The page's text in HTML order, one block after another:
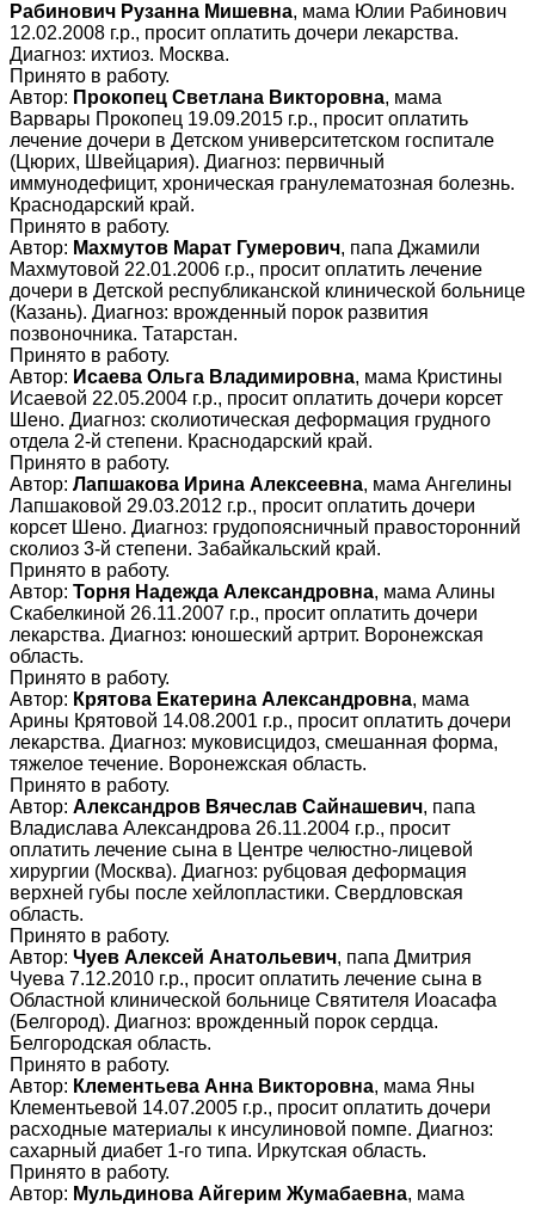
Рабинович Рузанна Мишевна, мама Юлии Рабинович
12.02.2008 г.р., просит оплатить дочери лекарства.
Диагноз: ихтиоз. Москва.
Принято в работу.
Автор: Прокопец Светлана Викторовна, мама
Варвары Прокопец 19.09.2015 г.р., просит оплатить
лечение дочери в Детском университетском госпитале
(Цюрих, Швейцария). Диагноз: первичный
иммунодефицит, хроническая гранулематозная болезнь.
Краснодарский край.
Принято в работу.
Автор: Махмутов Марат Гумерович, папа Джамили
Махмутовой 22.01.2006 г.р., просит оплатить лечение
дочери в Детской республиканской клинической больнице
(Казань). Диагноз: врожденный порок развития
позвоночника. Татарстан.
Принято в работу.
Автор: Исаева Ольга Владимировна, мама Кристины
Исаевой 22.05.2004 г.р., просит оплатить дочери корсет
Шено. Диагноз: сколиотическая деформация грудного
отдела 2-й степени. Краснодарский край.
Принято в работу.
Автор: Лапшакова Ирина Алексеевна, мама Ангелины
Лапшаковой 29.03.2012 г.р., просит оплатить дочери
корсет Шено. Диагноз: грудопоясничный правосторонний
сколиоз 3-й степени. Забайкальский край.
Принято в работу.
Автор: Торня Надежда Александровна, мама Алины
Скабелкиной 26.11.2007 г.р., просит оплатить дочери
лекарства. Диагноз: юношеский артрит. Воронежская
область.
Принято в работу.
Автор: Крятова Екатерина Александровна, мама
Арины Крятовой 14.08.2001 г.р., просит оплатить дочери
лекарства. Диагноз: муковисцидоз, смешанная форма,
тяжелое течение. Воронежская область.
Принято в работу.
Автор: Александров Вячеслав Сайнашевич, папа
Владислава Александрова 26.11.2004 г.р., просит
оплатить лечение сына в Центре челюстно-лицевой
хирургии (Москва). Диагноз: рубцовая деформация
верхней губы после хейлопластики. Свердловская
область.
Принято в работу.
Автор: Чуев Алексей Анатольевич, папа Дмитрия
Чуева 7.12.2010 г.р., просит оплатить лечение сына в
Областной клинической больнице Святителя Иоасафа
(Белгород). Диагноз: врожденный порок сердца.
Белгородская область.
Принято в работу.
Автор: Клементьева Анна Викторовна, мама Яны
Клементьевой 14.07.2005 г.р., просит оплатить дочери
расходные материалы к инсулиновой помпе. Диагноз:
сахарный диабет 1-го типа. Иркутская область.
Принято в работу.
Автор: Мульдинова Айгерим Жумабаевна, мама